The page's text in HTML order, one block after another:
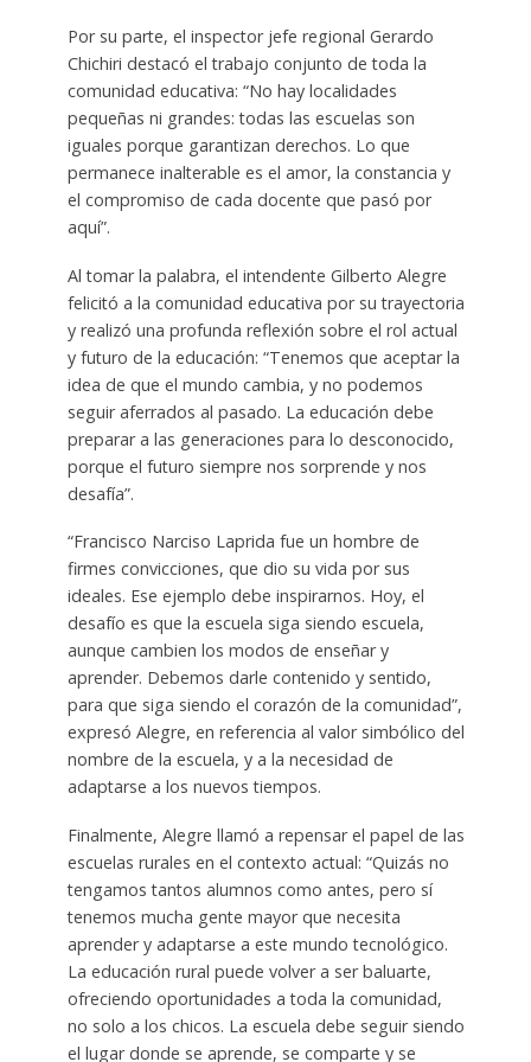
Por su parte, el inspector jefe regional Gerardo
Chichiri destacó el trabajo conjunto de toda la
comunidad educativa: “No hay localidades
pequeñas ni grandes: todas las escuelas son
iguales porque garantizan derechos. Lo que
permanece inalterable es el amor, la constancia y
el compromiso de cada docente que pasó por
aquí”.
Al tomar la palabra, el intendente Gilberto Alegre
felicitó a la comunidad educativa por su trayectoria
y realizó una profunda reflexión sobre el rol actual
y futuro de la educación: “Tenemos que aceptar la
idea de que el mundo cambia, y no podemos
seguir aferrados al pasado. La educación debe
preparar a las generaciones para lo desconocido,
porque el futuro siempre nos sorprende y nos
desafía”.
“Francisco Narciso Laprida fue un hombre de
firmes convicciones, que dio su vida por sus
ideales. Ese ejemplo debe inspirarnos. Hoy, el
desafío es que la escuela siga siendo escuela,
aunque cambien los modos de enseñar y
aprender. Debemos darle contenido y sentido,
para que siga siendo el corazón de la comunidad”,
expresó Alegre, en referencia al valor simbólico del
nombre de la escuela, y a la necesidad de
adaptarse a los nuevos tiempos.
Finalmente, Alegre llamó a repensar el papel de las
escuelas rurales en el contexto actual: “Quizás no
tengamos tantos alumnos como antes, pero sí
tenemos mucha gente mayor que necesita
aprender y adaptarse a este mundo tecnológico.
La educación rural puede volver a ser baluarte,
ofreciendo oportunidades a toda la comunidad,
no solo a los chicos. La escuela debe seguir siendo
el lugar donde se aprende, se comparte y se